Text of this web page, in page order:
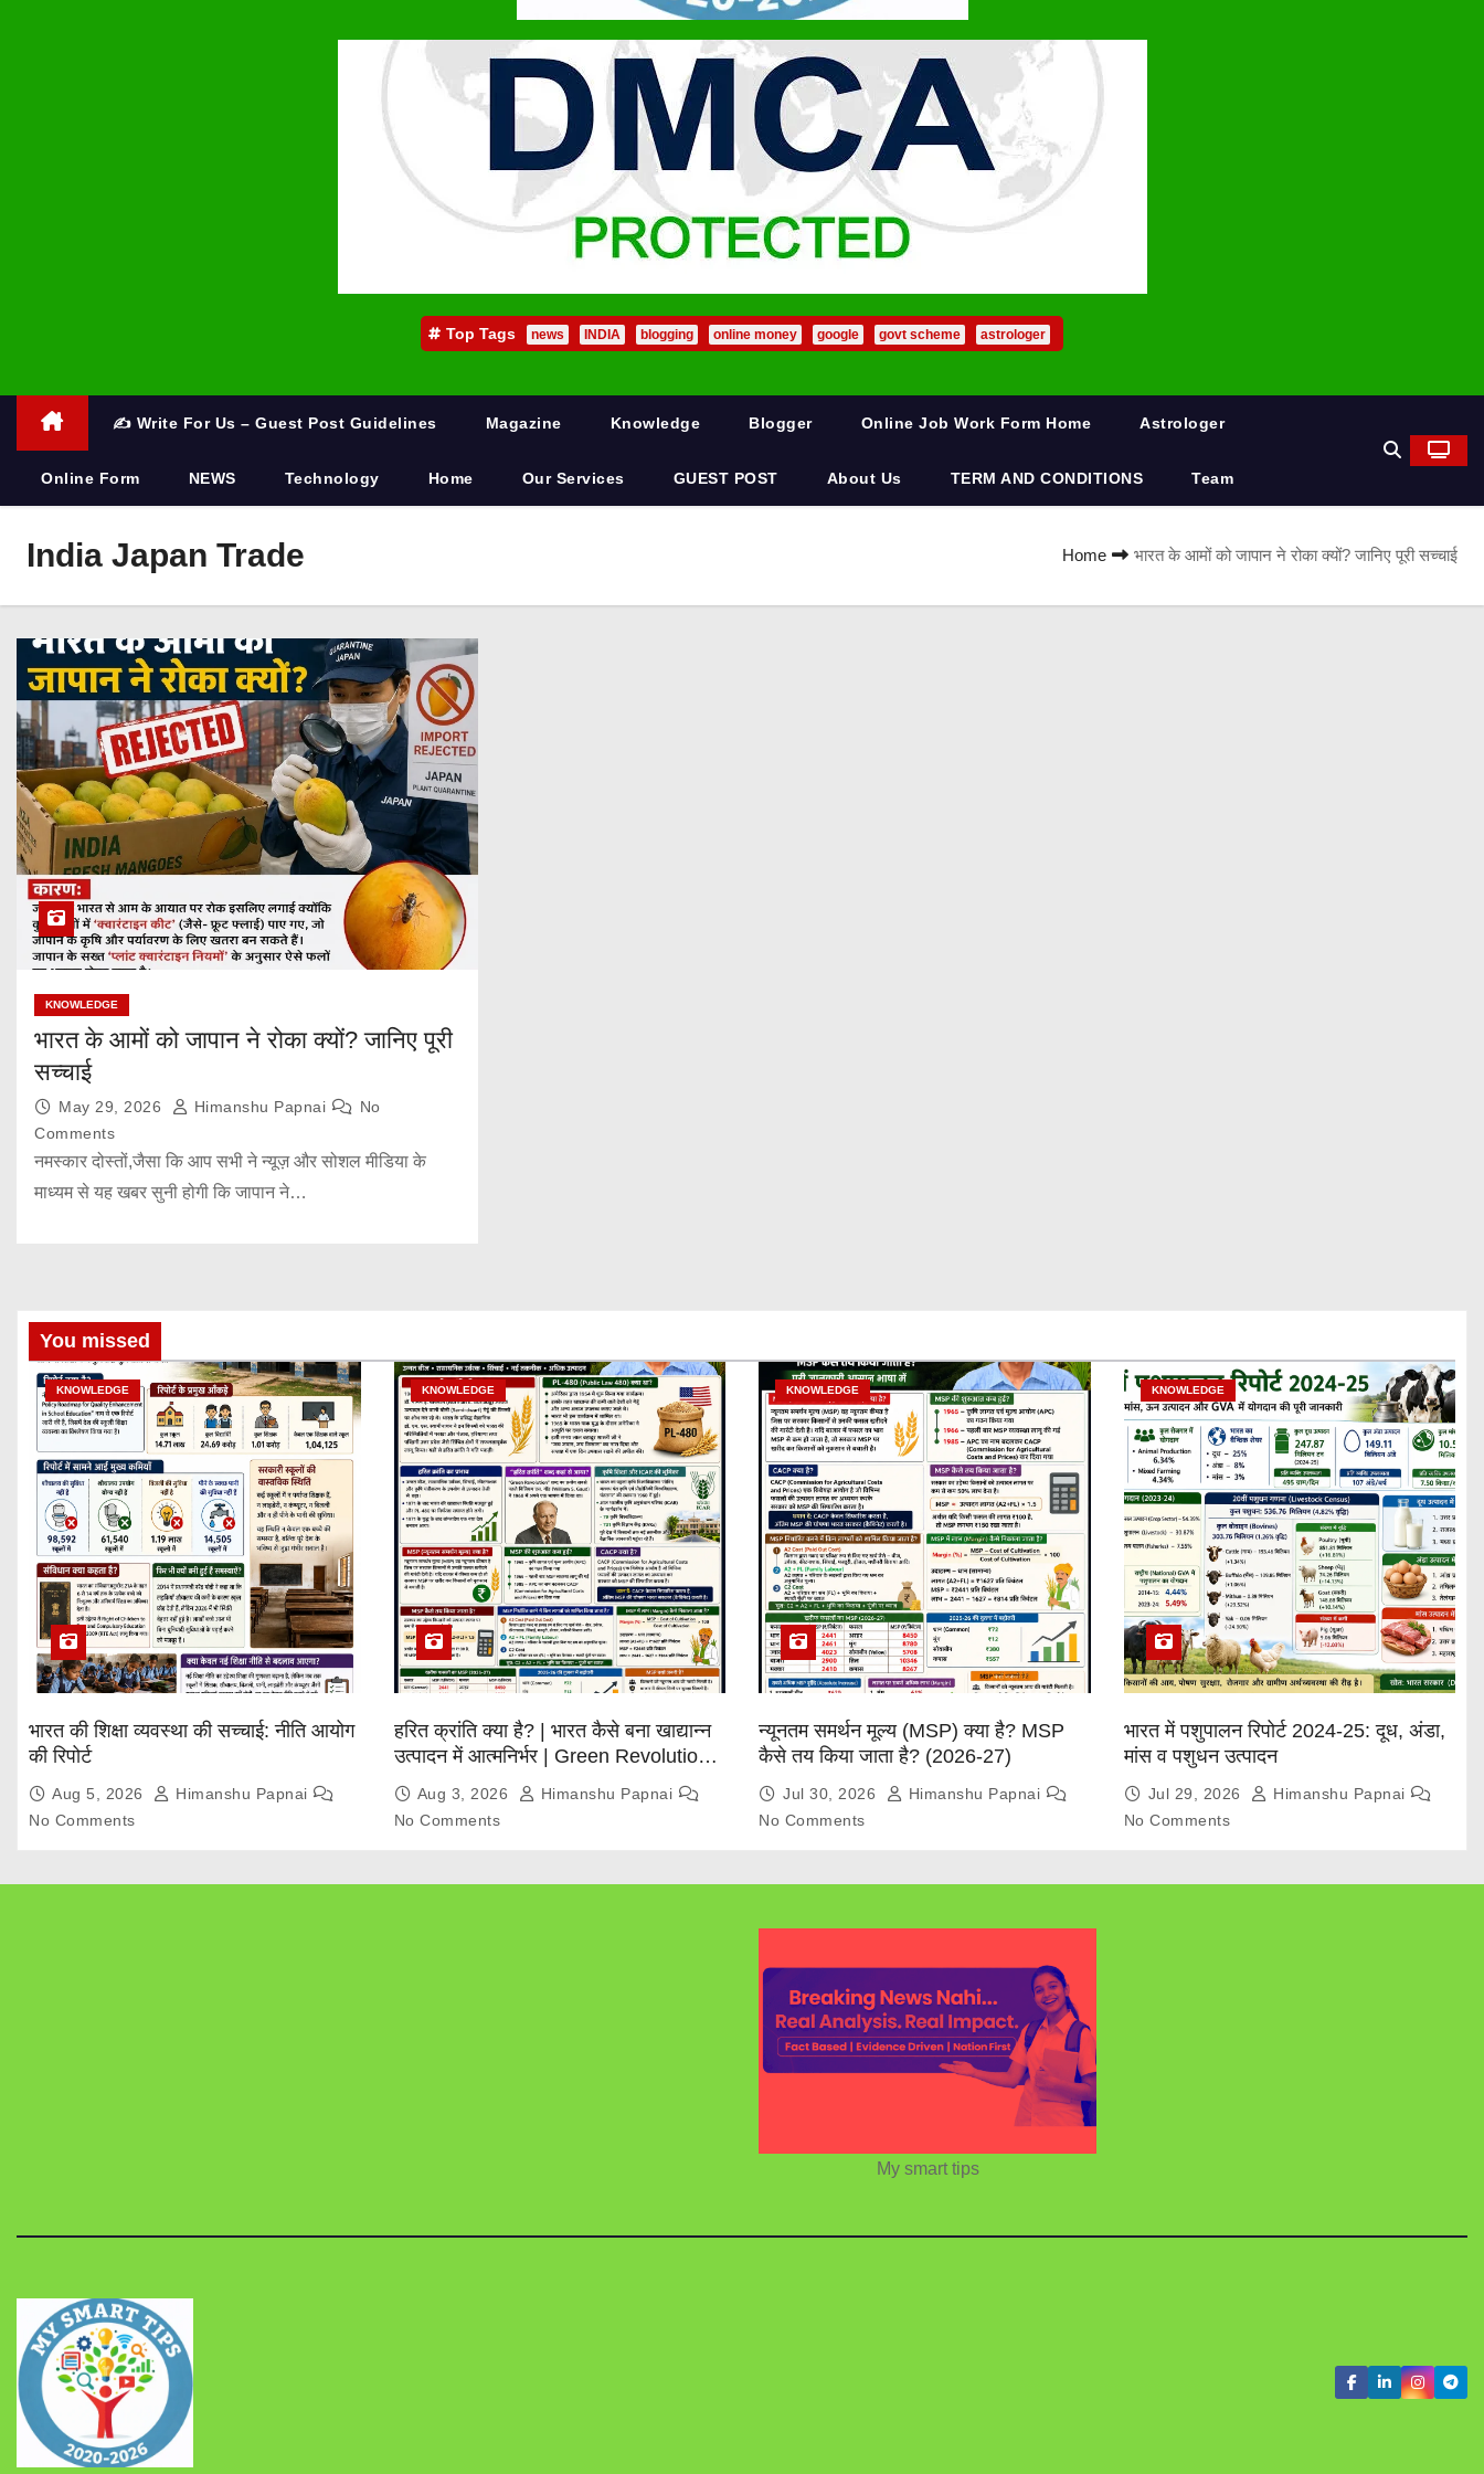
Top Tags news INDIA blogging online money google govt scheme astrologer
✍️ Write For Us – Guest Post Guidelines Magazine Knowledge Blogger Online Job Work Form Home Astrologer
Online Form NEWS Technology Home Our Services GUEST POST About Us TERM AND CONDITIONS Team
India Japan Trade Home भारत के आमों को जापान ने रोका क्यों? जानिए पूरी सच्चाई
KNOWLEDGE
भारत के आमों को जापान ने रोका क्यों? जानिए पूरी
सच्चाई
May 29, 2026 Himanshu Papnai
No
Comments
नमस्कार दोस्तों,जैसा कि आप सभी ने न्यूज़ और सोशल मीडिया के
माध्यम से यह खबर सुनी होगी कि जापान ने…
You missed
KNOWLEDGE
भारत की शिक्षा व्यवस्था की सच्चाई: नीति आयोग
की रिपोर्ट
Aug 5, 2026
Himanshu Papnai
No Comments
KNOWLEDGE
हरित क्रांति क्या है? | भारत कैसे बना खाद्यान्न
उत्पादन में आत्मनिर्भर | Green Revolution
Explained
Aug 3, 2026
Himanshu Papnai
No Comments
KNOWLEDGE
न्यूनतम समर्थन मूल्य (MSP) क्या है? MSP
कैसे तय किया जाता है? (2026-27)
Jul 30, 2026
Himanshu Papnai
No Comments
KNOWLEDGE
भारत में पशुपालन रिपोर्ट 2024-25: दूध, अंडा,
मांस व पशुधन उत्पादन
Jul 29, 2026
Himanshu Papnai
No Comments
My smart tips